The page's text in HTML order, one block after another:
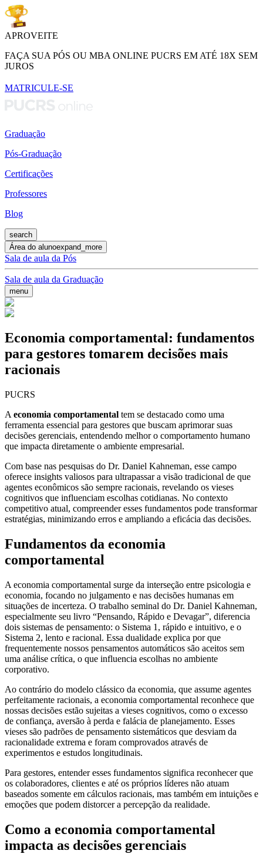
APROVEITE
FAÇA SUA PÓS OU MBA ONLINE PUCRS EM ATÉ 18X SEM
JUROS
MATRICULE-SE
Graduação
Pós-Graduação
Certificações
Professores
Blog
search
Área do alunoexpand_more
Sala de aula da Pós
Sala de aula da Graduação
menu
Economia comportamental: fundamentos
para gestores tomarem decisões mais
racionais
PUCRS
A economia comportamental tem se destacado como uma
ferramenta essencial para gestores que buscam aprimorar suas
decisões gerenciais, entendendo melhor o comportamento humano
que impacta diretamente o ambiente empresarial.
Com base nas pesquisas do Dr. Daniel Kahneman, esse campo
oferece insights valiosos para ultrapassar a visão tradicional de que
agentes econômicos são sempre racionais, revelando os vieses
cognitivos que influenciam escolhas cotidianas. No contexto
competitivo atual, compreender esses fundamentos pode transformar
estratégias, minimizando erros e ampliando a eficácia das decisões.
Fundamentos da economia
comportamental
A economia comportamental surge da interseção entre psicologia e
economia, focando no julgamento e nas decisões humanas em
situações de incerteza. O trabalho seminal do Dr. Daniel Kahneman,
especialmente seu livro “Pensando, Rápido e Devagar”, diferencia
dois sistemas de pensamento: o Sistema 1, rápido e intuitivo, e o
Sistema 2, lento e racional. Essa dualidade explica por que
frequentemente nossos pensamentos automáticos são aceitos sem
uma análise crítica, o que influencia escolhas no ambiente
corporativo.
Ao contrário do modelo clássico da economia, que assume agentes
perfeitamente racionais, a economia comportamental reconhece que
nossas decisões estão sujeitas a vieses cognitivos, como o excesso
de confiança, aversão à perda e falácia de planejamento. Esses
vieses são padrões de pensamento sistemáticos que desviam da
racionalidade extrema e foram comprovados através de
experimentos e estudos longitudinais.
Para gestores, entender esses fundamentos significa reconhecer que
os colaboradores, clientes e até os próprios líderes não atuam
baseados somente em cálculos racionais, mas também em intuições e
emoções que podem distorcer a percepção da realidade.
Como a economia comportamental
impacta as decisões gerenciais